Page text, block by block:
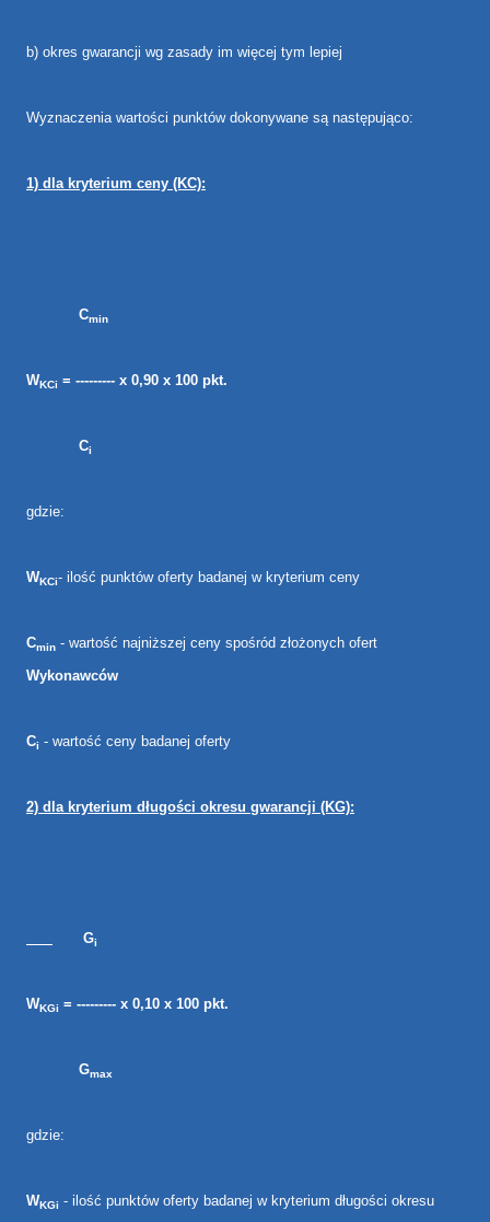
b) okres gwarancji wg zasady im więcej tym lepiej
Wyznaczenia wartości punktów dokonywane są następująco:
1) dla kryterium ceny (KC):
Cmin
WKCi = --------- x 0,90 x 100 pkt.
Ci
gdzie:
WKCi- ilość punktów oferty badanej w kryterium ceny
Cmin - wartość najniższej ceny spośród złożonych ofert
Wykonawców
Ci - wartość ceny badanej oferty
2) dla kryterium długości okresu gwarancji (KG):
Gi
WKGi = --------- x 0,10 x 100 pkt.
Gmax
gdzie:
WKGi - ilość punktów oferty badanej w kryterium długości okresu